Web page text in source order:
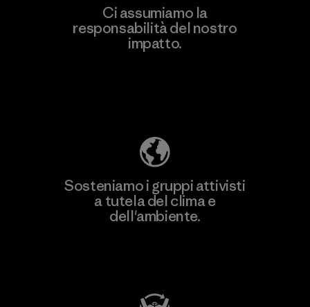
Scopri di più
Ci assumiamo la
responsabilità del nostro
impatto.
Sosteniamo i gruppi attivisti
a tutela del clima e
dell'ambiente.